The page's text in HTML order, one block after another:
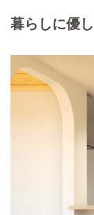
暮らしに優